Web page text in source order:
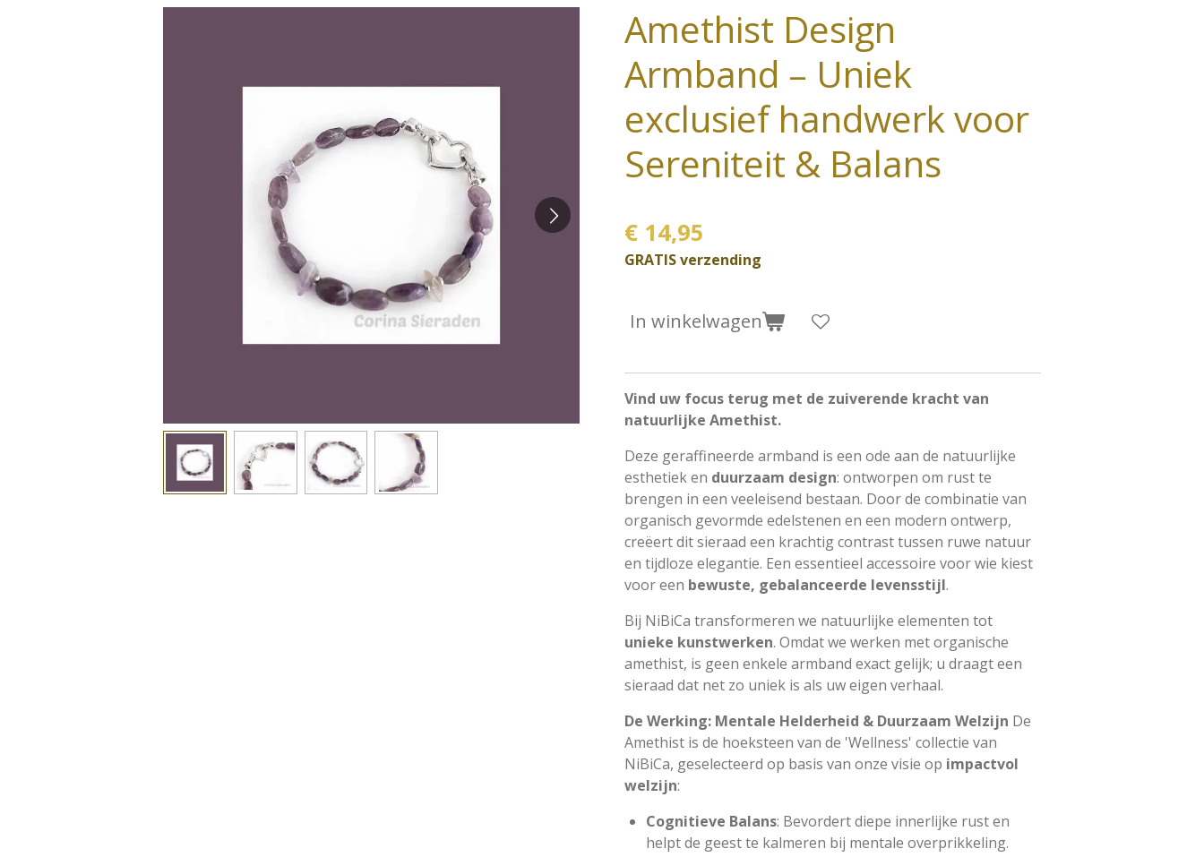
Amethist Design
Armband – Uniek
exclusief handwerk voor
Sereniteit & Balans
€ 14,95
GRATIS verzending
In winkelwagen
Vind uw focus terug met de zuiverende kracht van
natuurlijke Amethist.
Deze geraffineerde armband is een ode aan de natuurlijke
esthetiek en duurzaam design: ontworpen om rust te
brengen in een veeleisend bestaan. Door de combinatie van
organisch gevormde edelstenen en een modern ontwerp,
creëert dit sieraad een krachtig contrast tussen ruwe natuur
en tijdloze elegantie. Een essentieel accessoire voor wie kiest
voor een bewuste, gebalanceerde levensstijl.
Bij NiBiCa transformeren we natuurlijke elementen tot
unieke kunstwerken. Omdat we werken met organische
amethist, is geen enkele armband exact gelijk; u draagt een
sieraad dat net zo uniek is als uw eigen verhaal.
De Werking: Mentale Helderheid & Duurzaam Welzijn De
Amethist is de hoeksteen van de 'Wellness' collectie van
NiBiCa, geselecteerd op basis van onze visie op impactvol
welzijn:
Cognitieve Balans: Bevordert diepe innerlijke rust en
helpt de geest te kalmeren bij mentale overprikkeling.